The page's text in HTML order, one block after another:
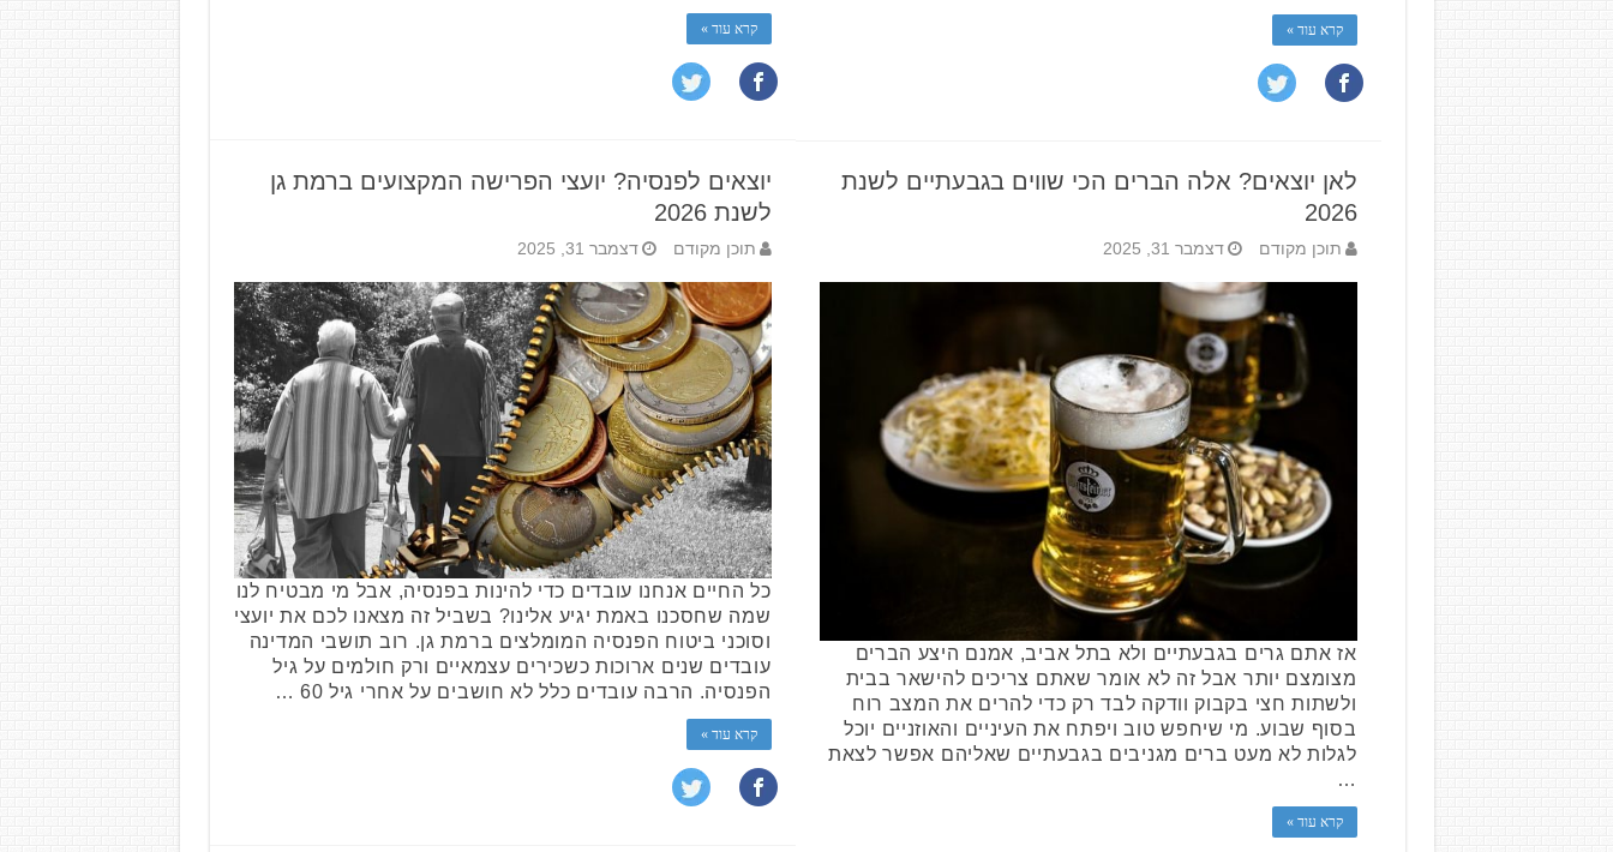
קרא עוד » קרא עוד »
יוצאים לפנסיה? יועצי הפרישה המקצועים ברמת גן
לשנת 2026
תוכן מקודם דצמבר 31, 2025
כל החיים אנחנו עובדים כדי להינות בפנסיה, אבל מי מבטיח לנו
שמה שחסכנו באמת יגיע אלינו? בשביל זה מצאנו לכם את יועצי
וסוכני ביטוח הפנסיה המומלצים ברמת גן. רוב תושבי המדינה
עובדים שנים ארוכות כשכירים עצמאיים ורק חולמים על גיל
הפנסיה. הרבה עובדים כלל לא חושבים על אחרי גיל 60 …
קרא עוד »
לאן יוצאים? אלה הברים הכי שווים בגבעתיים לשנת
2026
תוכן מקודם דצמבר 31, 2025
אז אתם גרים בגבעתיים ולא בתל אביב, אמנם היצע הברים
מצומצם יותר אבל זה לא אומר שאתם צריכים להישאר בבית
ולשתות חצי בקבוק וודקה לבד רק כדי להרים את המצב רוח
בסוף שבוע. מי שיחפש טוב ויפתח את העיניים והאוזניים יוכל
לגלות לא מעט ברים מגניבים בגבעתיים שאליהם אפשר לצאת
…
קרא עוד »